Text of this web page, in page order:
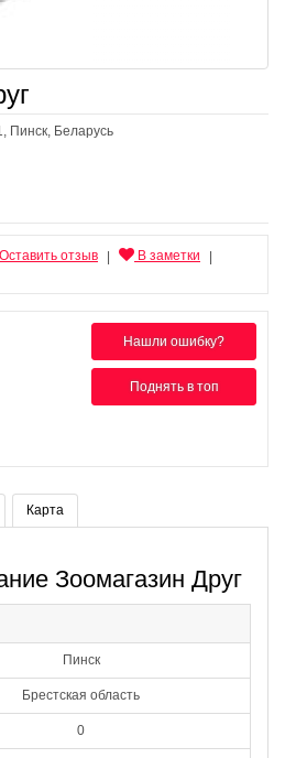
Пинск, Беларусь
Оставить отзыв В заметки
Нашли ошибку?
Поднять в топ
Карта
Зоомагазин Друг
Пинск
Брестская область
0